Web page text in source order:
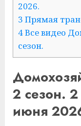
2026.
3 Прямая
4 Все видео
сезон.
2 сезон.
июня